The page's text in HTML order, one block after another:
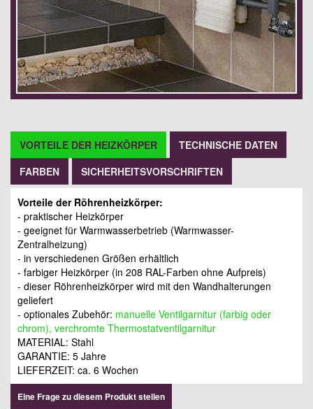
VORTEILE DER HEIZKÖRPER
TECHNISCHE DATEN
FARBEN
SICHERHEITSVORSCHRIFTEN
Vorteile der Röhrenheizkörper:
- praktischer Heizkörper
- geeignet für Warmwasserbetrieb (Warmwasser-
Zentralheizung)
- in verschiedenen Größen erhältlich
- farbiger Heizkörper (in 208 RAL-Farben ohne Aufpreis)
- dieser Röhrenheizkörper wird mit den Wandhalterungen
geliefert
- optionales Zubehör: manuelle Ventilgarnitur (farbig oder
chrom), verchromte Thermostatventilgarnitur
MATERIAL: Stahl
GARANTIE: 5 Jahre
LIEFERZEIT: ca. 6 Wochen
Eine Frage zu diesem Produkt stellen